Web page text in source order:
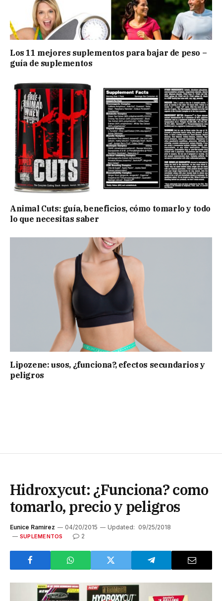
Los 11 mejores suplementos para bajar de peso –
guía de suplementos
Animal Cuts: guía, beneficios, cómo tomarlo y todo
lo que necesitas saber
Lipozene: usos, ¿funciona?, efectos secundarios y
peligros
Hidroxycut: ¿Funciona? como
tomarlo, precio y peligros
Eunice Ramirez 04/20/2015 Updated: 09/25/2018
SUPLEMENTOS 2